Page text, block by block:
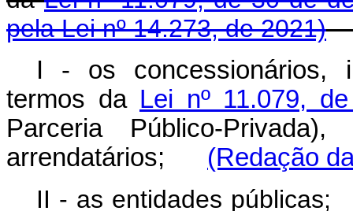
pela Lei nº 14.273, de 2021)
I - os concessionários,
termos da Lei nº 11.079,
Parceria Público-
arrendatários; (Redação
II - as entidades